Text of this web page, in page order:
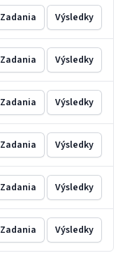
Zadania Výsledky
Zadania Výsledky
Zadania Výsledky
Zadania Výsledky
Zadania Výsledky
Zadania Výsledky